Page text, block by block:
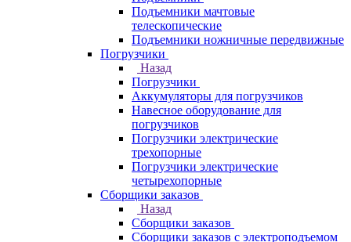
Подъемники мачтовые
телескопические
Подъемники ножничные передвижные
Погрузчики
Назад
Погрузчики
Аккумуляторы для погрузчиков
Навесное оборудование для
погрузчиков
Погрузчики электрические
трехопорные
Погрузчики электрические
четырехопорные
Сборщики заказов
Назад
Сборщики заказов
Сборщики заказов с электроподъемом